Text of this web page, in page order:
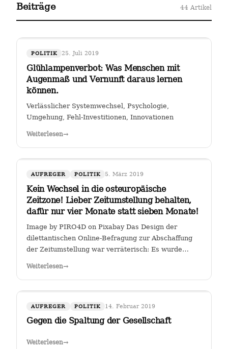
Beiträge 44 Artikel
POLITIK 25. Juli 2019
Glühlampenverbot: Was Menschen mit
Augenmaß und Vernunft daraus lernen
können.
Verlässlicher Systemwechsel, Psychologie,
Umgehung, Fehl-Investitionen, Innovationen
Weiterlesen→
AUFREGER POLITIK 5. März 2019
Kein Wechsel in die osteuropäische
Zeitzone! Lieber Zeitumstellung behalten,
dafür nur vier Monate statt sieben Monate!
Image by PIRO4D on Pixabay Das Design der
dilettantischen Online-Befragung zur Abschaffung
der Zeitumstellung war verräterisch: Es wurde
Weiterlesen→
AUFREGER POLITIK 14. Februar 2019
Gegen die Spaltung der Gesellschaft
Weiterlesen→